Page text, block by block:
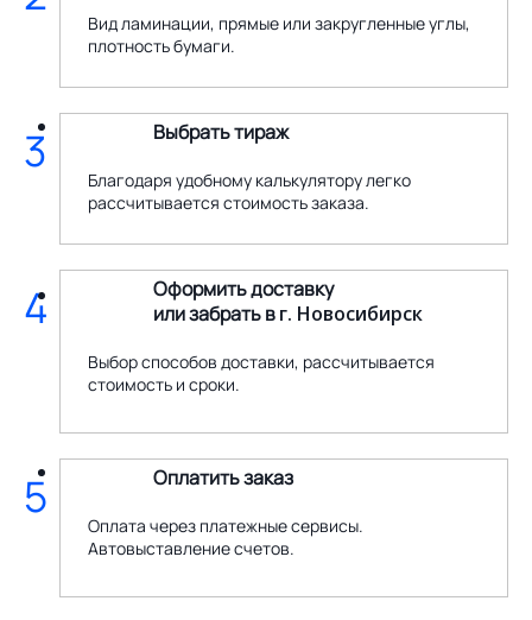
Вид ламинации, прямые или закругленные углы,
плотность бумаги.
Выбрать тираж
Благодаря удобному калькулятору легко
рассчитывается стоимость заказа.
3
Оформить доставку
или забрать вг. Новосибирск
Выбор способов доставки, рассчитывается
стоимость и сроки.
4
Оплатить заказ
Оплата через платежные сервисы.
Автовыставление счетов.
5